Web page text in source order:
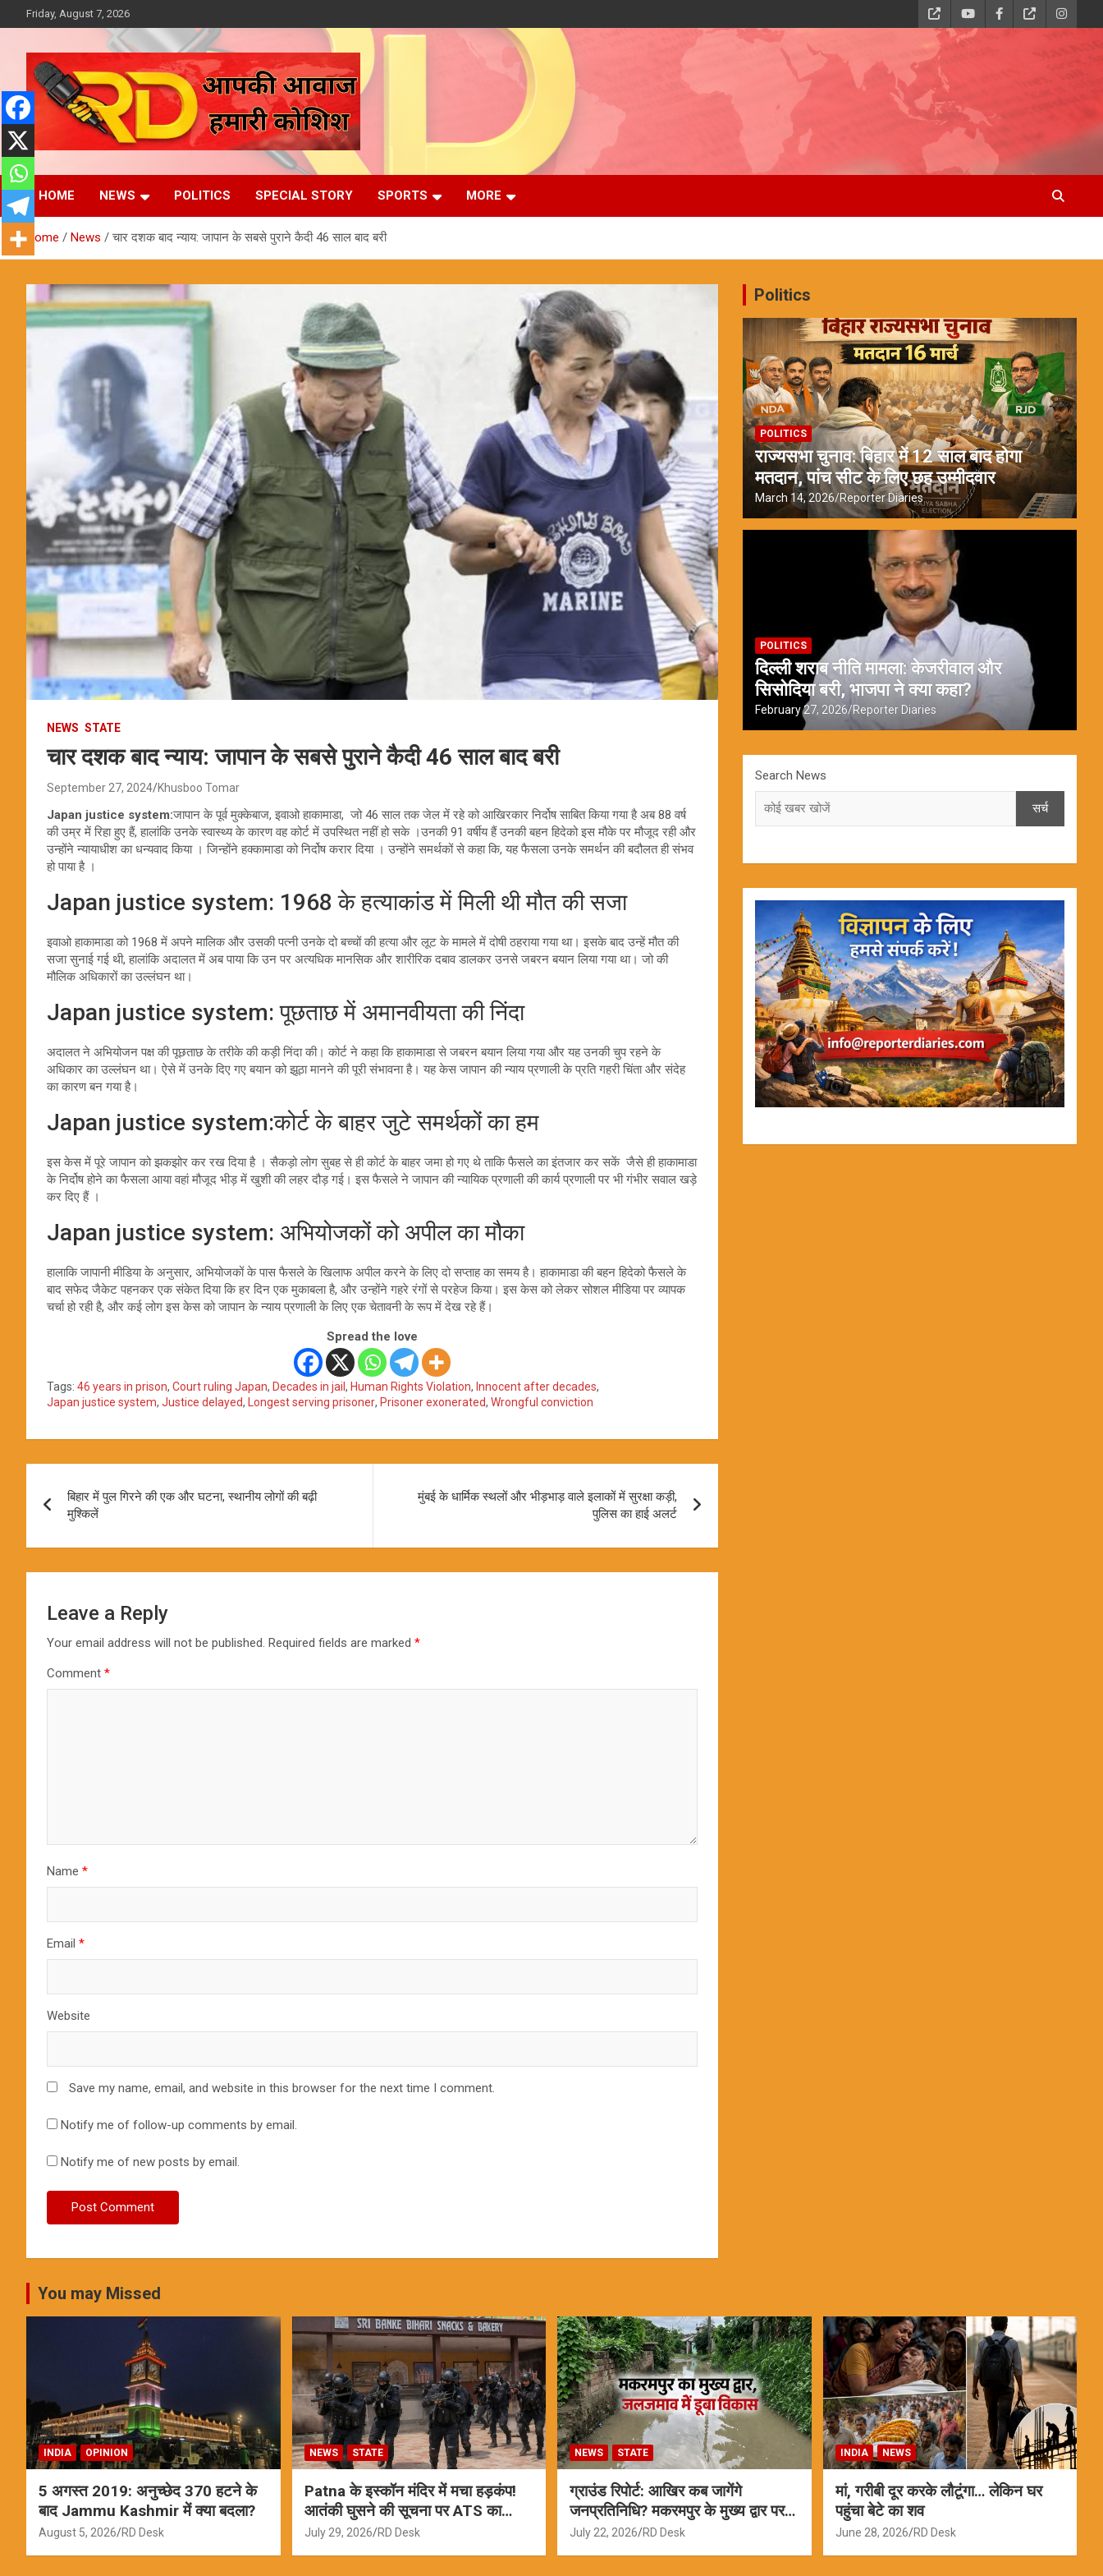
to
Friday, August 7, 2026
Reporter Diaries
आपकी आवाज, हमारी कोशिश
HOME NEWS POLITICS SPECIAL STORY SPORTS MORE
Home News चार दशक बाद न्याय: जापान के सबसे पुराने कैदी 46 साल बाद बरी
NEWS STATE
चार दशक बाद न्याय: जापान के सबसे पुराने कैदी 46 साल बाद बरी
September 27, 2024 Khusboo Tomar
Japan justice system:जापान के पूर्व मुक्केबाज, इवाओ हाकामाडा, जो 46 साल तक जेल में रहे को आखिरकार निर्दोष साबित किया गया है अब 88 वर्ष
की उम्र में रिहा हुए हैं, हालांकि उनके स्वास्थ्य के कारण वह कोर्ट में उपस्थित नहीं हो सके ।उनकी 91 वर्षीय हैं उनकी बहन हिदेको इस मौके पर मौजूद रही और
उन्होंने न्यायाधीश का धन्यवाद किया । जिन्होंने हक्कामाडा को निर्दोष करार दिया । उन्होंने समर्थकों से कहा कि, यह फैसला उनके समर्थन की बदौलत ही संभव
हो पाया है ।
Japan justice system: 1968 के हत्याकांड में मिली थी मौत की सजा
इवाओ हाकामाडा को 1968 में अपने मालिक और उसकी पत्नी उनके दो बच्चों की हत्या और लूट के मामले में दोषी ठहराया गया था। इसके बाद उन्हें मौत की
सजा सुनाई गई थी, हालांकि अदालत में अब पाया कि उन पर अत्यधिक मानसिक और शारीरिक दबाव डालकर उनसे जबरन बयान लिया गया था। जो की
मौलिक अधिकारों का उल्लंघन था।
Japan justice system: पूछताछ में अमानवीयता की निंदा
अदालत ने अभियोजन पक्ष की पूछताछ के तरीके की कड़ी निंदा की। कोर्ट ने कहा कि हाकामाडा से जबरन बयान लिया गया और यह उनकी चुप रहने के
अधिकार का उल्लंघन था। ऐसे में उनके दिए गए बयान को झूठा मानने की पूरी संभावना है। यह केस जापान की न्याय प्रणाली के प्रति गहरी चिंता और संदेह
का कारण बन गया है।
Japan justice system:कोर्ट के बाहर जुटे समर्थकों का हम
इस केस में पूरे जापान को झकझोर कर रख दिया है । सैकड़ो लोग सुबह से ही कोर्ट के बाहर जमा हो गए थे ताकि फैसले का इंतजार कर सकें जैसे ही हाकामाडा
के निर्दोष होने का फैसला आया वहां मौजूद भीड़ में खुशी की लहर दौड़ गई। इस फैसले ने जापान की न्यायिक प्रणाली की कार्य प्रणाली पर भी गंभीर सवाल खड़े
कर दिए हैं ।
Japan justice system: अभियोजकों को अपील का मौका
हालाकि जापानी मीडिया के अनुसार, अभियोजकों के पास फैसले के खिलाफ अपील करने के लिए दो सप्ताह का समय है। हाकामाडा की बहन हिदेको फैसले के
बाद सफेद जैकेट पहनकर एक संकेत दिया कि हर दिन एक मुकाबला है, और उन्होंने गहरे रंगों से परहेज किया। इस केस को लेकर सोशल मीडिया पर व्यापक
चर्चा हो रही है, और कई लोग इस केस को जापान के न्याय प्रणाली के लिए एक चेतावनी के रूप में देख रहे हैं।
Spread the love
Tags: 46 years in prison, Court ruling Japan, Decades in jail , Human Rights Violation, Innocent after decades,
Japan justice system, Justice delayed, Longest serving prisoner, Prisoner exonerated, Wrongful conviction
navigation
बिहार में पुल गिरने की एक और घटना, स्थानीय लोगों की बढ़ी
मुश्किलें
मुंबई के धार्मिक स्थलों और भीड़भाड़ वाले इलाकों में सुरक्षा कड़ी,
पुलिस का हाई अलर्ट
Leave a Reply
Your email address will not be published. Required fields are marked *
Comment *
Name *
Email *
Website
Save my name, email, and website in this browser for the next time I comment.
Notify me of follow-up comments by email.
Notify me of new posts by email.
Politics
POLITICS
राज्यसभा चुनाव: बिहार में 12 साल बाद होगा
मतदान, पांच सीट के लिए छह उम्मीदवार
March 14, 2026 Reporter Diaries
POLITICS
दिल्ली शराब नीति मामला: केजरीवाल और
सिसोदिया बरी, भाजपा ने क्या कहा?
February 27, 2026 Reporter Diaries
Search News
सर्च
You may Missed
INDIA OPINION
5 अगस्त 2019: अनुच्छेद 370 हटने के
बाद Jammu Kashmir में क्या बदला?
August 5, 2026 RD Desk
NEWS STATE
Patna के इस्कॉन मंदिर में मचा हड़कंप!
आतंकी घुसने की सूचना पर ATS का
ऑपरेशन; सामने आई सच्चाई
July 29, 2026 RD Desk
NEWS STATE
ग्राउंड रिपोर्ट: आखिर कब जागेंगे
जनप्रतिनिधि? मकरमपुर के मुख्य द्वार पर
वर्षों से जलजमाव
July 22, 2026 RD Desk
INDIA NEWS
मां, गरीबी दूर करके लौटूंगा… लेकिन घर
पहुंचा बेटे का शव
June 28, 2026 RD Desk